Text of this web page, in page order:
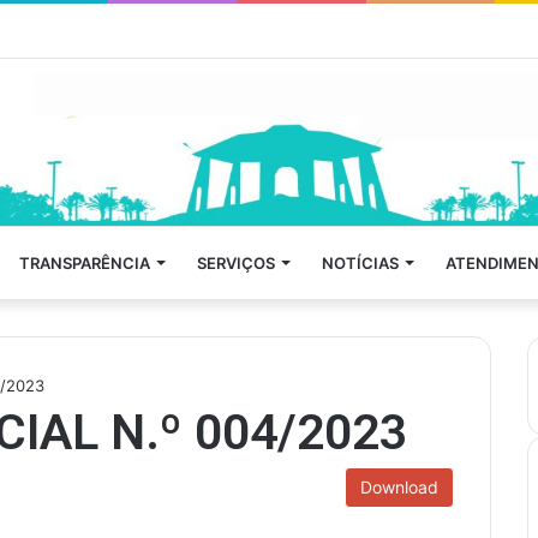
TRANSPARÊNCIA SERVIÇOS NOTÍCIAS
2023
N.º 004/2023
Download